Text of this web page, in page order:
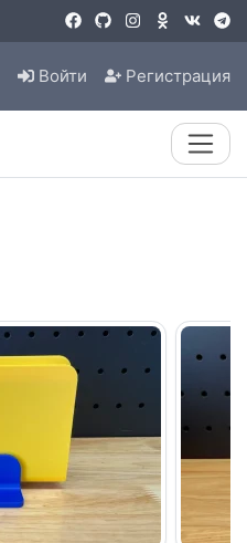
Войти Регистрация